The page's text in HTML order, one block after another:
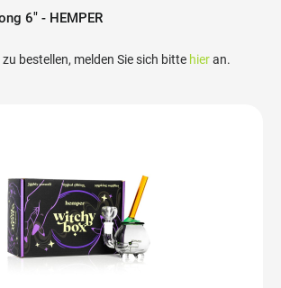
6" - HEMPER
bestellen, melden Sie sich bitte hieran.